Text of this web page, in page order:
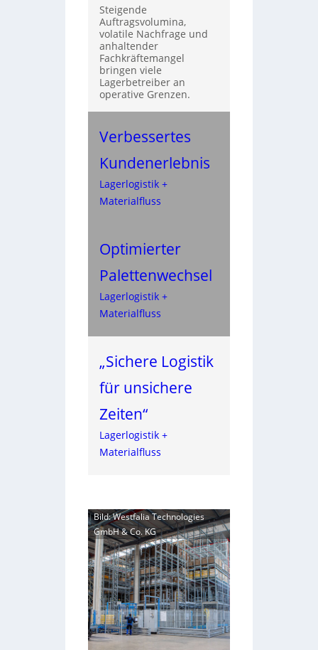
Steigende
Auftragsvolumina,
volatile Nachfrage und
anhaltender
Fachkräftemangel
bringen viele
Lagerbetreiber an
operative Grenzen.
Verbessertes
Kundenerlebnis
Lagerlogistik +
Materialfluss
Optimierter
Palettenwechsel
Lagerlogistik +
Materialfluss
„Sichere Logistik
für unsichere
Zeiten“
Lagerlogistik +
Materialfluss
Bild: Westfalia Technologies
GmbH & Co. KG